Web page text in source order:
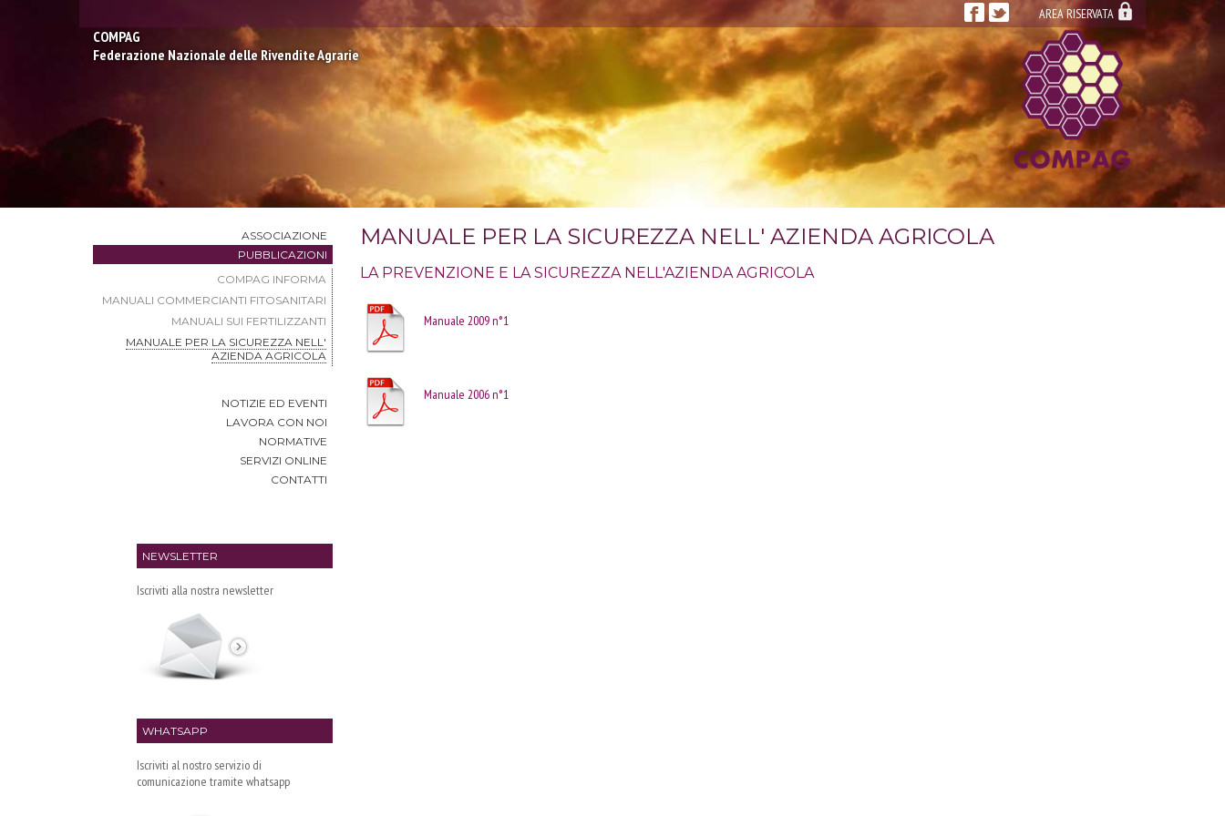
AREA RISERVATA
COMPAG
Federazione Nazionale delle Rivendite Agrarie
{id: 8066 - class: PHOTO_GALLERY - directAction: viewPhotoGallery}
ASSOCIAZIONE
PUBBLICAZIONI
COMPAG INFORMA
MANUALI COMMERCIANTI FITOSANITARI
MANUALI SUI FERTILIZZANTI
MANUALE PER LA SICUREZZA NELL'
AZIENDA AGRICOLA
NOTIZIE ED EVENTI
LAVORA CON NOI
NORMATIVE
SERVIZI ONLINE
CONTATTI
NEWSLETTER
Iscriviti alla nostra newsletter
WHATSAPP
Iscriviti al nostro servizio di
comunicazione tramite whatsapp
MANUALE PER LA SICUREZZA NELL' AZIENDA AGRICOLA
LA PREVENZIONE E LA SICUREZZA NELL'AZIENDA AGRICOLA
Manuale 2009 n°1
Manuale 2006 n°1